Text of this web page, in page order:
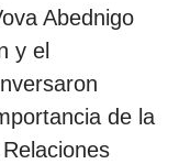
Abednigo
y el
de la